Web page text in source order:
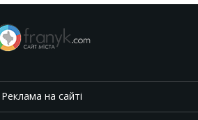
Реклама на сайті